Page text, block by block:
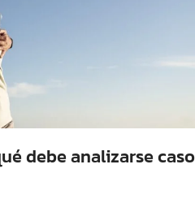
debe analizarse caso